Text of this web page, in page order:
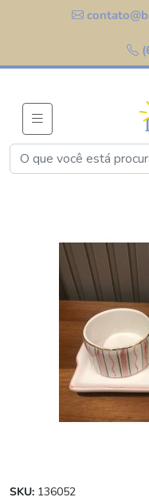
SKU: 136052